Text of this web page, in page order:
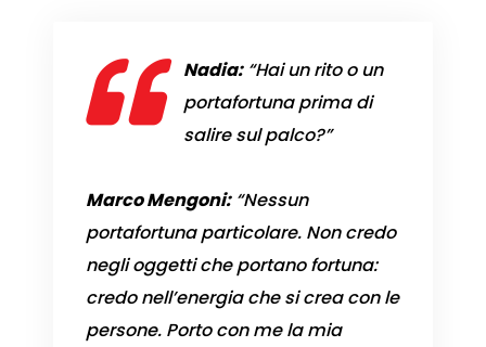
Nadia:“Hai un rito o un
portafortuna prima di
salire sul palco?”
Marco Mengoni:“Nessun
portafortuna particolare. Non credo
negli oggetti che portano fortuna:
credo nell’energia che si crea con le
persone. Porto con me la mia